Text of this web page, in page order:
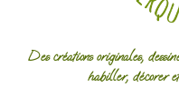
Des créations originales,
habiller, décorer